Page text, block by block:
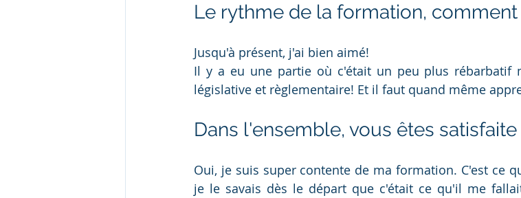
Le rythme de la formation,
Jusqu'à présent, j'ai bien aimé!
Il y a eu une partie où c'était un peu plus rébarbatif
législative et règlementaire! Et il faut quand même
Dans l'ensemble, vous êtes
Oui, je suis super contente de ma formation. C'est ce
je le savais dès le départ que c'était ce qu'il me